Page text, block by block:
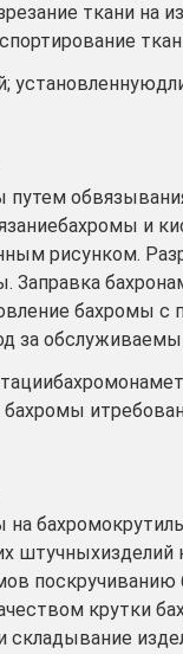
ткани на
путем
и
рисунком.
Заправка
бахромы с
за
на
крутки
складывание